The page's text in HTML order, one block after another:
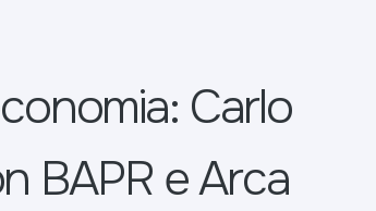
Carlo
BAPR e Arca